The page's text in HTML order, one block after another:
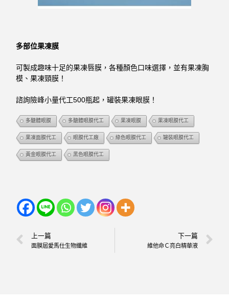
多部位果凍膜
可製成趣味十足的果凍唇膜，各種顏色口味選擇，並有果凍胸
模、果凍頸膜！
諮詢險峰小量代工500瓶起，罐裝果凍眼膜！
多醣體眼膜 多醣體眼膜代工 果凍眼膜 果凍眼膜代工
果凍面膜代工 眼膜代工廠 綠色眼膜代工 罐裝眼膜代工
黃金眼膜代工 黑色眼膜代工
上一篇
面膜屆愛馬仕生物纖維
下一篇
維他命Ｃ亮白精華液